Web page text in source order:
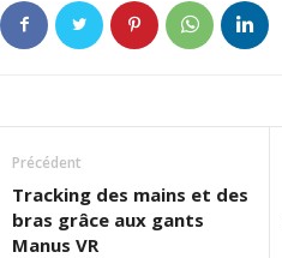
Précédent
Tracking des mains et des
bras grâce aux gants
Manus VR